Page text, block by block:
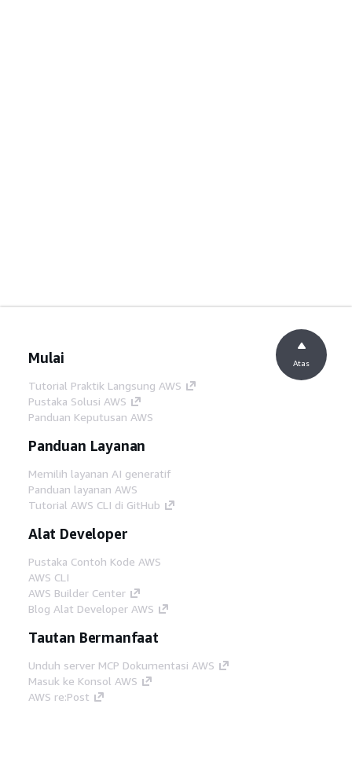
Mulai
Tutorial Praktik Langsung AWS
Pustaka Solusi AWS
Panduan Keputusan AWS
Panduan Layanan
Memilih layanan AI generatif
Panduan layanan AWS
Tutorial AWS CLI di GitHub
Alat Developer
Pustaka Contoh Kode AWS
AWS CLI
AWS Builder Center
Blog Alat Developer AWS
Tautan Bermanfaat
Unduh server MCP Dokumentasi AWS
Masuk ke Konsol AWS
AWS re:Post
Atas